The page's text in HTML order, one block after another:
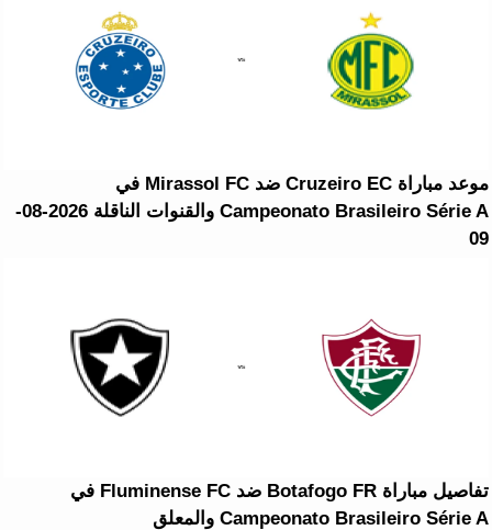
موعد مباراة Cruzeiro EC ضد Mirassol FC في
Campeonato Brasileiro Série A والقنوات الناقلة 2026-08-
09
تفاصيل مباراة Botafogo FR ضد Fluminense FC في
Campeonato Brasileiro Série A والمعلق